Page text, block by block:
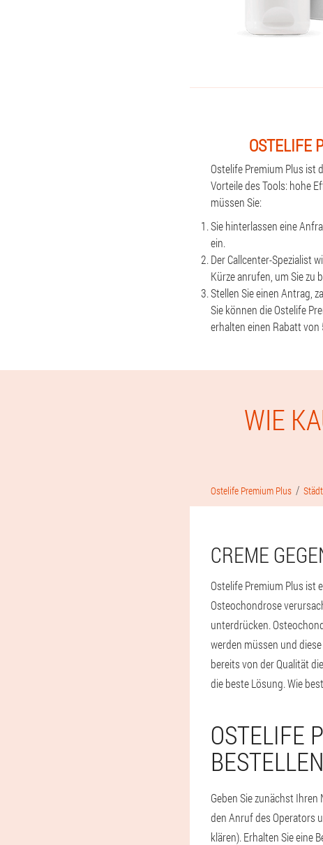
OSTELIFE
Ostelife Premium Plus ist
Vorteile des Tools: hohe
müssen Sie:
Sie hinterlassen eine
ein.
Der Callcenter-Spezialist
Kürze anrufen, um Sie zu
Stellen Sie einen Antrag,
Sie können die Ostelife
erhalten einen Rabatt von
WIE
Ostelife Premium Plus
CREME
Ostelife Premium Plus ist
Osteochondrose
unterdrücken.
werden müssen und
bereits von der Qualität
die beste Lösung. Wie
OSTELIFE
BESTELLEN
Geben Sie zunächst
den Anruf des Operators
klären). Erhalten Sie eine